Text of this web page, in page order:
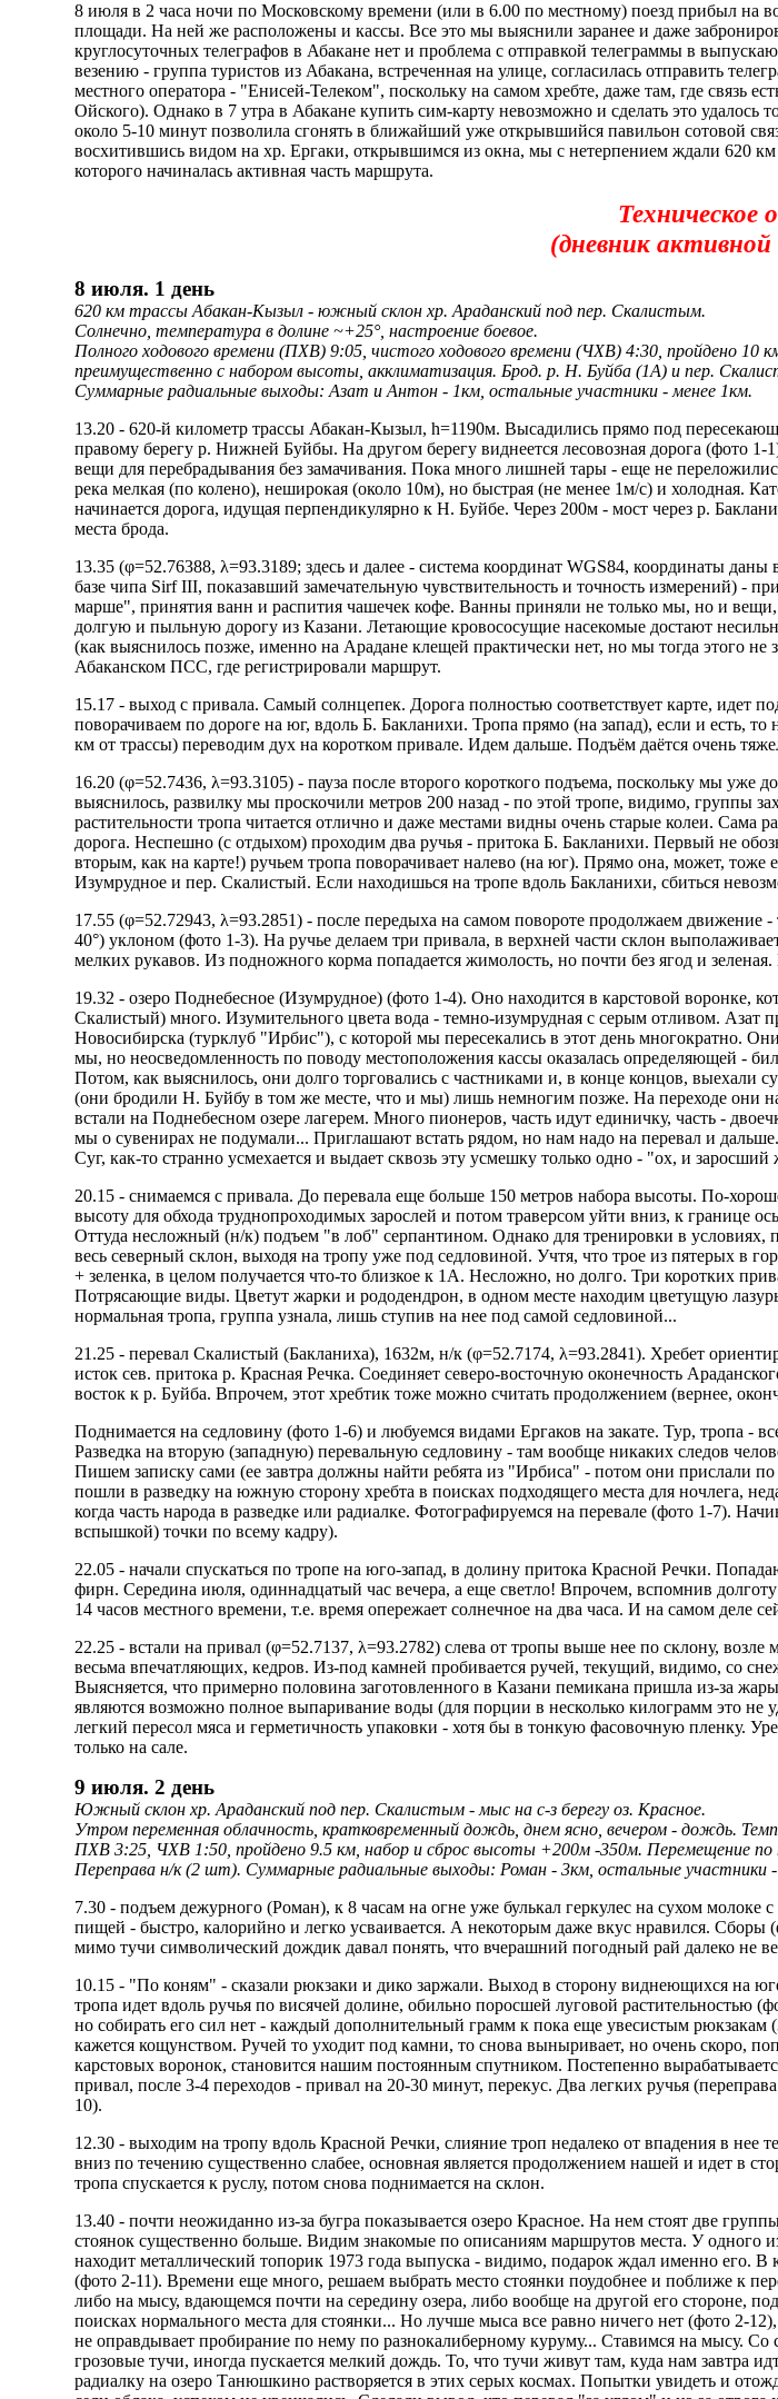
8 июля в 2 часа ночи по Московскому времени (или в 6.00 по местному) поезд прибыл на
площади. На ней же расположены и кассы. Все это мы выяснили заранее и даже
круглосуточных телеграфов в Абакане нет и проблема с отправкой телеграммы в
везению - группа туристов из Абакана, встреченная на улице, согласилась отправить
местного оператора - "Енисей-Телеком", поскольку на самом хребте, даже там, где связь
Ойского). Однако в 7 утра в Абакане купить сим-карту невозможно и сделать это удалось
около 5-10 минут позволила сгонять в ближайший уже открывшийся павильон сотовой
восхитившись видом на хр. Ергаки, открывшимся из окна, мы с нетерпением ждали 620 км
которого начиналась активная часть маршрута.
Техническое
(дневник
8 июля. 1 день
620 км трассы Абакан-Кызыл - южный склон хр. Араданский под пер. Скалистым.
Солнечно, температура в долине ~+25°, настроение боевое.
Полного ходового времени (ПХВ) 9:05, чистого ходового времени (ЧХВ) 4:30, пройдено
преимущественно с набором высоты, акклиматизация. Брод. р. Н. Буйба (1А) и пер.
Суммарные радиальные выходы: Азат и Антон - 1км, остальные участники - менее 1км.
13.20 - 620-й километр трассы Абакан-Кызыл, h=1190м. Высадились прямо под
правому берегу р. Нижней Буйбы. На другом берегу виднеется лесовозная дорога (фото 1-
вещи для перебрадывания без замачивания. Пока много лишней тары - еще не
река мелкая (по колено), неширокая (около 10м), но быстрая (не менее 1м/с) и холодная.
начинается дорога, идущая перпендикулярно к Н. Буйбе. Через 200м - мост через р.
места брода.
13.35 (φ=52.76388, λ=93.3189; здесь и далее - система координат WGS84, координаты
базе чипа Sirf III, показавший замечательную чувствительность и точность измерений) -
марше", принятия ванн и распития чашечек кофе. Ванны приняли не только мы, но и вещи,
долгую и пыльную дорогу из Казани. Летающие кровососущие насекомые достают
(как выяснилось позже, именно на Арадане клещей практически нет, но мы тогда этого не
Абаканском ПСС, где регистрировали маршрут.
15.17 - выход с привала. Самый солнцепек. Дорога полностью соответствует карте,
поворачиваем по дороге на юг, вдоль Б. Бакланихи. Тропа прямо (на запад), если и есть,
км от трассы) переводим дух на коротком привале. Идем дальше. Подъём даётся очень
16.20 (φ=52.7436, λ=93.3105) - пауза после второго короткого подъема, поскольку мы
выяснилось, развилку мы проскочили метров 200 назад - по этой тропе, видимо, группы
растительности тропа читается отлично и даже местами видны очень старые колеи. Сама
дорога. Неспешно (с отдыхом) проходим два ручья - притока Б. Бакланихи. Первый не
вторым, как на карте!) ручьем тропа поворачивает налево (на юг). Прямо она, может, тоже
Изумрудное и пер. Скалистый.Если находишься на тропе вдоль Бакланихи, сбиться
17.55 (φ=52.72943, λ=93.2851) - после передыха на самом повороте продолжаем движение
40°) уклоном (фото 1-3). На ручье делаем три привала, в верхней части склон
мелких рукавов. Из подножного корма попадается жимолость, но почти без ягод и
19.32 - озеро Поднебесное (Изумрудное) (фото 1-4).Оно находится в карстовой воронке,
Скалистый) много. Изумительного цвета вода - темно-изумрудная с серым отливом. Азат
Новосибирска (турклуб "Ирбис"), с которой мы пересекались в этот день многократно.
мы, но неосведомленность по поводу местоположения кассы оказалась определяющей -
Потом, как выяснилось, они долго торговались с частниками и, в конце концов, выехали
(они бродили Н. Буйбу в том же месте, что и мы) лишь немногим позже. На переходе они
встали на Поднебесном озере лагерем. Много пионеров, часть идут единичку, часть -
мы о сувенирах не подумали... Приглашают встать рядом, но нам надо на перевал и
Суг, как-то странно усмехается и выдает сквозь эту усмешку только одно - "ох, и
20.15 - снимаемся с привала. До перевала еще больше 150 метров набора высоты. По-
высоту для обхода труднопроходимых зарослей и потом траверсом уйти вниз, к границе
Оттуда несложный (н/к) подъем "в лоб" серпантином. Однако для тренировки в
весь северный склон, выходя на тропу уже под седловиной. Учтя, что трое из пятерых в
+ зеленка, в целом получается что-то близкое к 1А. Несложно, но долго. Три коротких
Потрясающие виды. Цветут жарки и рододендрон, в одном месте находим цветущую лазурь
нормальная тропа, группа узнала, лишь ступив на нее под самой седловиной...
21.25 - перевал Скалистый (Бакланиха), 1632м, н/к (φ=52.7174, λ=93.2841). Хребет
исток сев. притока р. Красная Речка. Соединяет северо-восточную оконечность
восток к р. Буйба. Впрочем, этот хребтик тоже можно считать продолжением (вернее,
Поднимается на седловину (фото 1-6) и любуемся видами Ергаков на закате. Тур, тропа -
Разведка на вторую (западную) перевальную седловину - там вообще никаких следов
Пишем записку сами (ее завтра должны найти ребята из "Ирбиса" - потом они прислали
пошли в разведку на южную сторону хребта в поисках подходящего места для ночлега,
когда часть народа в разведке или радиалке. Фотографируемся на перевале (фото 1-7).
вспышкой) точки по всему кадру).
22.05 - начали спускаться по тропе на юго-запад, в долину притока Красной Речки.
фирн. Середина июля, одиннадцатый час вечера, а еще светло! Впрочем, вспомнив
14 часов местного времени, т.е. время опережает солнечное на два часа. И на самом деле
22.25 - встали на привал (φ=52.7137, λ=93.2782) слева от тропы выше нее по склону,
весьма впечатляющих, кедров. Из-под камней пробивается ручей, текущий, видимо, со
Выясняется, что примерно половина заготовленного в Казани пемикана пришла из-за
являются возможно полное выпаривание воды (для порции в несколько килограмм это не
легкий пересол мяса и герметичность упаковки - хотя бы в тонкую фасовочную пленку.
только на сале.
9 июля. 2 день
Южный склон хр. Араданский под пер. Скалистым - мыс на с-з берегу оз. Красное.
Утром переменная облачность, кратковременный дождь, днем ясно, вечером - дождь.
ПХВ 3:25, ЧХВ 1:50, пройдено 9.5 км, набор и сброс высоты +200м -350м. Перемещение
Переправа н/к (2 шт). Суммарные радиальные выходы: Роман - 3км, остальные участники -
7.30 - подъем дежурного (Роман), к 8 часам на огне уже булькал геркулес на сухом
пищей - быстро, калорийно и легко усваивается. А некоторым даже вкус нравился.
мимо тучи символический дождик давал понять, что вчерашний погодный рай далеко не
10.15 - "По коням" - сказали рюкзаки и дико заржали. Выход в сторону виднеющихся на
тропа идет вдоль ручья по висячей долине, обильно поросшей луговой растительностью
но собирать его сил нет - каждый дополнительный грамм к пока еще увесистым рюкзакам
кажется кощунством. Ручей то уходит под камни, то снова выныривает, но очень скоро,
карстовых воронок, становится нашим постоянным спутником. Постепенно
привал, после 3-4 переходов - привал на 20-30 минут, перекус. Два легких ручья
10).
12.30 - выходим на тропу вдоль Красной Речки, слияние троп недалеко от впадения в нее
вниз по течению существенно слабее, основная является продолжением нашей и идет в
тропа спускается к руслу, потом снова поднимается на склон.
13.40 - почти неожиданно из-за бугра показывается озеро Красное. На нем стоят две
стоянок существенно больше. Видим знакомые по описаниям маршрутов места. У одного
находит металлический топорик 1973 года выпуска - видимо, подарок ждал именно его. В
(фото 2-11). Времени еще много, решаем выбрать место стоянки поудобнее и поближе к
либо на мысу, вдающемся почти на середину озера, либо вообще на другой его стороне,
поисках нормального места для стоянки... Но лучше мыса все равно ничего нет (фото 2-
не оправдывает пробирание по нему по разнокалиберному куруму... Ставимся на мысу.
грозовые тучи, иногда пускается мелкий дождь. То, что тучи живут там, куда нам завтра
радиалку на озеро Танюшкино растворяется в этих серых космах. Попытки увидеть и